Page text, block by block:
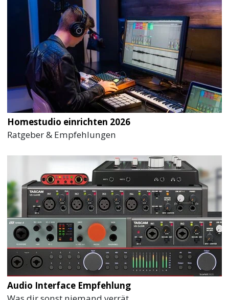
Homestudio einrichten 2026
Ratgeber & Empfehlungen
Audio Interface Empfehlung